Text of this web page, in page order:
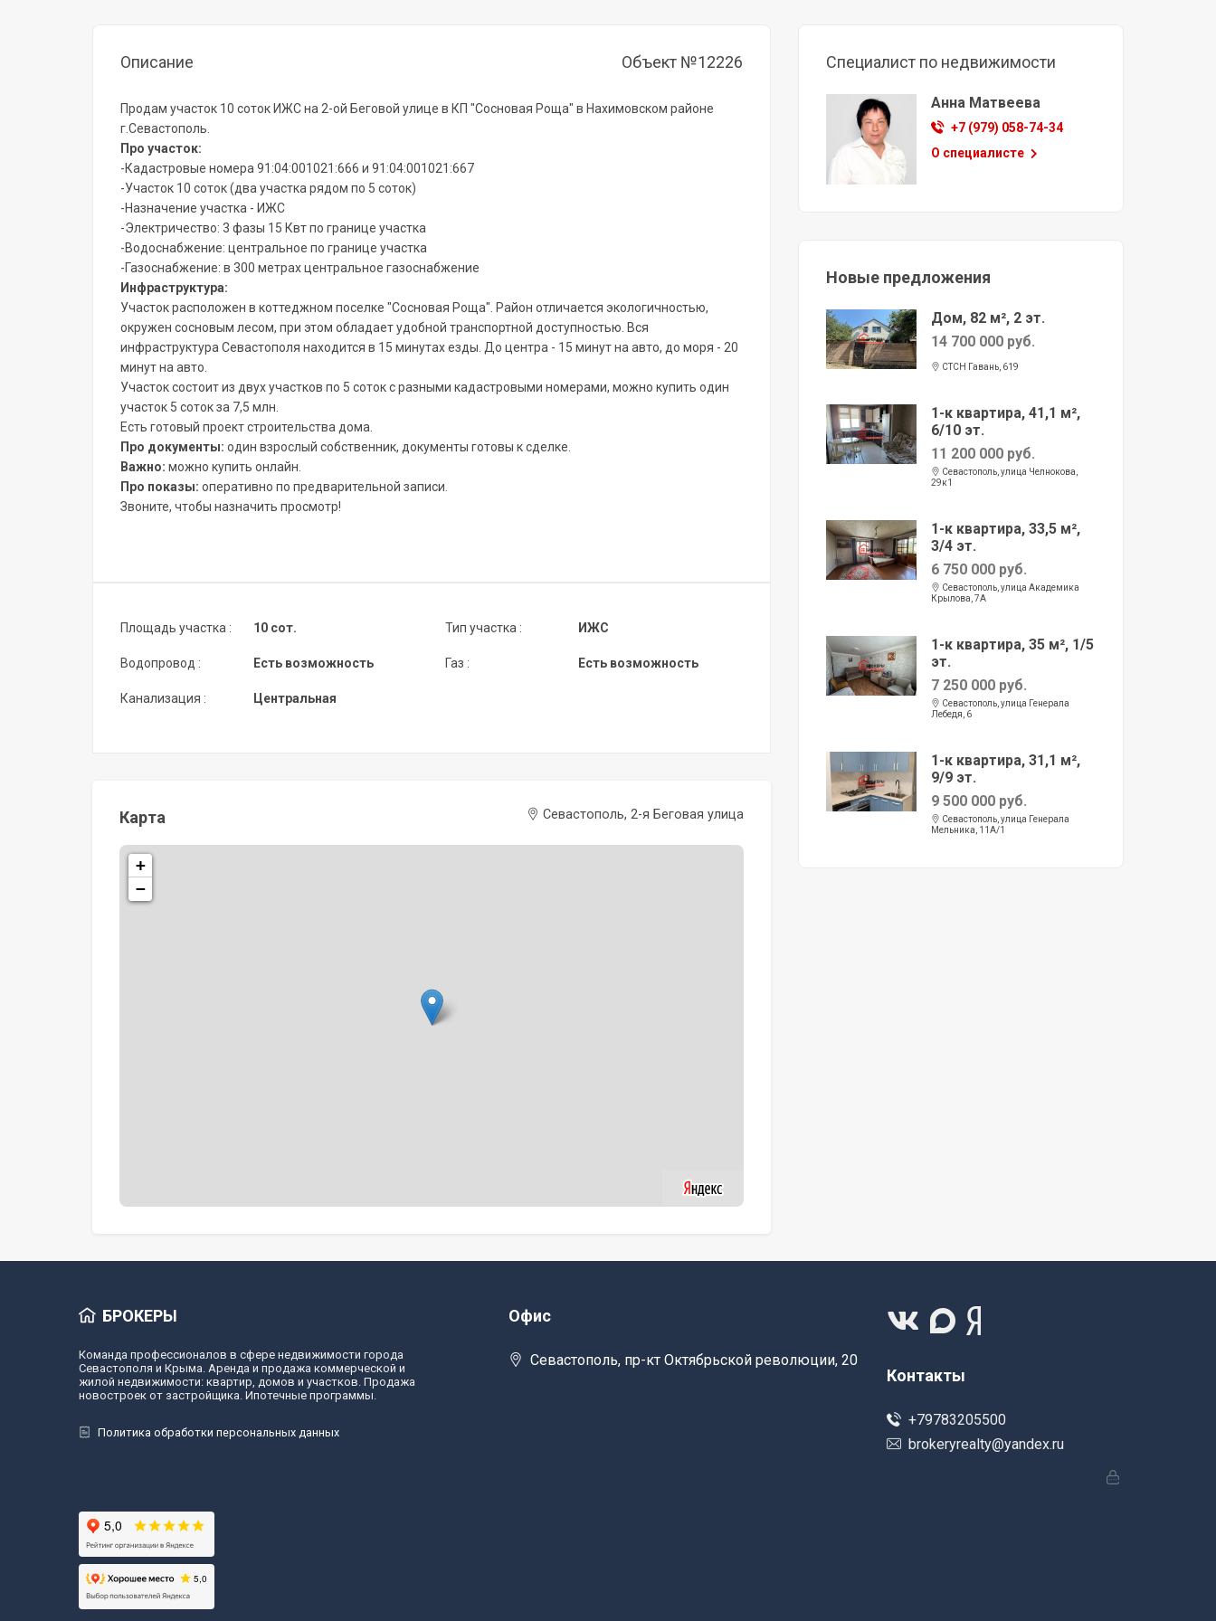
Описание Объект №12226
Продам участок 10 соток ИЖС на 2-ой Беговой улице в КП "Сосновая Роща" в Нахимовском районе
г.Севастополь.
Про участок:
-Кадастровые номера 91:04:001021:666 и 91:04:001021:667
-Участок 10 соток (два участка рядом по 5 соток)
-Назначение участка - ИЖС
-Электричество: 3 фазы 15 Квт по границе участка
-Водоснабжение: центральное по границе участка
-Газоснабжение: в 300 метрах центральное газоснабжение
Инфраструктура:
Участок расположен в коттеджном поселке "Сосновая Роща". Район отличается экологичностью,
окружен сосновым лесом, при этом обладает удобной транспортной доступностью. Вся
инфраструктура Севастополя находится в 15 минутах езды. До центра - 15 минут на авто, до моря - 20
минут на авто.
Участок состоит из двух участков по 5 соток с разными кадастровыми номерами, можно купить один
участок 5 соток за 7,5 млн.
Есть готовый проект строительства дома.
Про документы: один взрослый собственник, документы готовы к сделке.
Важно: можно купить онлайн.
Про показы: оперативно по предварительной записи.
Звоните, чтобы назначить просмотр!
Площадь участка :
Водопровод :
Канализация :
10 сот.
Есть возможность
Центральная
Тип участка :
Газ :
ИЖС
Есть возможность
Карта Севастополь, 2-я Беговая улица
+
−
Специалист по недвижимости
Анна Матвеева
+7 (979) 058-74-34
О специалисте
Новые предложения
Дом, 82 м², 2 эт.
14 700 000 руб.
СТСН Гавань, 619
1-к квартира, 41,1 м²,
6/10 эт.
11 200 000 руб.
Севастополь, улица Челнокова,
29к1
1-к квартира, 33,5 м²,
3/4 эт.
6 750 000 руб.
Севастополь, улица Академика
Крылова, 7А
1-к квартира, 35 м², 1/5
эт.
7 250 000 руб.
Севастополь, улица Генерала
Лебедя, 6
1-к квартира, 31,1 м²,
9/9 эт.
9 500 000 руб.
Севастополь, улица Генерала
Мельника, 11А/1
БРОКЕРЫ
Команда профессионалов в сфере недвижимости города
Севастополя и Крыма. Аренда и продажа коммерческой и
жилой недвижимости: квартир, домов и участков. Продажа
новостроек от застройщика. Ипотечные программы.
Политика обработки персональных данных
Офис
Севастополь, пр-кт Октябрьской революции, 20
Контакты
+79783205500
brokeryrealty@yandex.ru